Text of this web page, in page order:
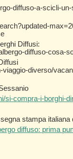
diffuso-a-scicli-
Diffusi:
diffuso-cosa-
viaggio-diverso/
si-compra-i-borghi-
stampa italiana
diffuso: prima